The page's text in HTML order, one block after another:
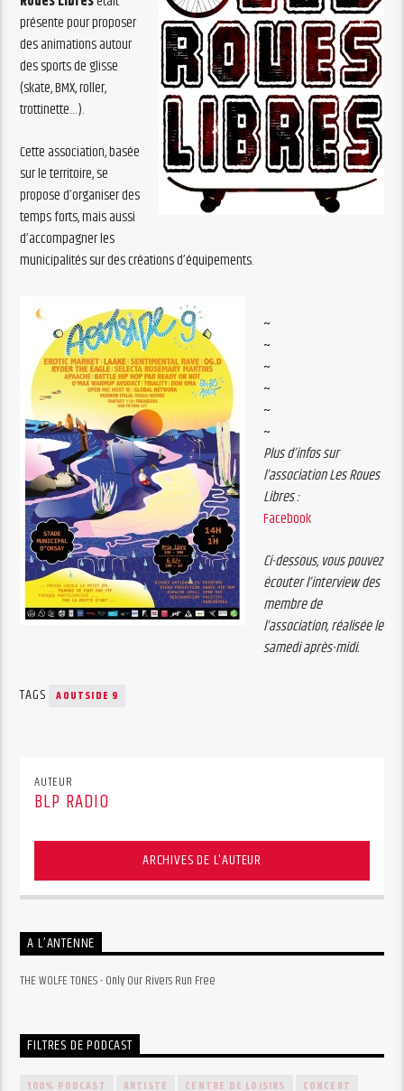
présente pour proposer
des animations autour
des sports de glisse
(skate, BMX, roller,
trottinette…).
Cette association, basée
sur le territoire, se
propose d’organiser des
temps forts, mais aussi
d’accompagner les
municipalités sur des créations d’équipements.
~
~
~
~
~
~
Plus d’infos sur
l’association Les Roues
Libres :
Facebook
Ci-dessous, vous pouvez
écouter l’interview des
membre de
l’association, réalisée le
samedi après-midi.
TAGS AOUTSIDE 9
AUTEUR
BLP RADIO
ARCHIVES DE L'AUTEUR
A L’ANTENNE
THE WOLFE TONES - Only Our Rivers Run Free
FILTRES DE PODCAST
100% PODCAST ARTISTE CENTRE DE LOISIRS CONCERT